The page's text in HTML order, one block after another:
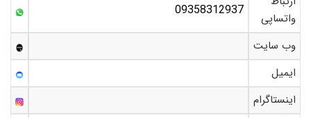
واتساپی
09358312937
وب سایت
ایمیل
اینستاگرام